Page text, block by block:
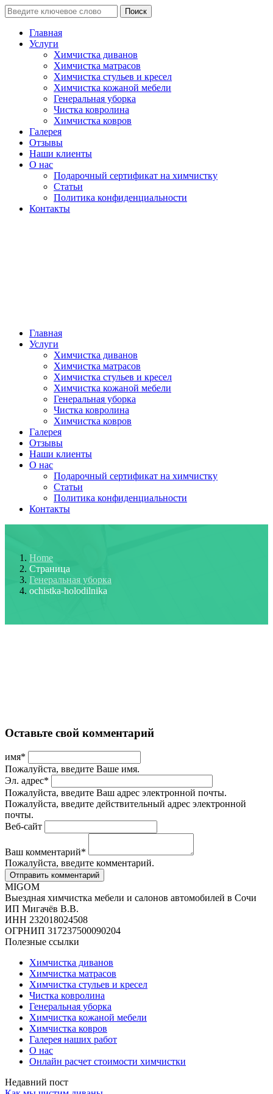
Поиск
Главная
Услуги
Химчистка диванов
Химчистка матрасов
Химчистка стульев и кресел
Химчистка кожаной мебели
Генеральная уборка
Чистка ковролина
Химчистка ковров
Галерея
Отзывы
Наши клиенты
О нас
Подарочный сертификат на химчистку
Статьи
Политика конфиденциальности
Контакты
Главная
Услуги
Химчистка диванов
Химчистка матрасов
Химчистка стульев и кресел
Химчистка кожаной мебели
Генеральная уборка
Чистка ковролина
Химчистка ковров
Галерея
Отзывы
Наши клиенты
О нас
Подарочный сертификат на химчистку
Статьи
Политика конфиденциальности
Контакты
Home
Страница
Генеральная уборка
ochistka-holodilnika
Оставьте свой комментарий
имя*
Пожалуйста, введите Ваше имя.
Эл. адрес*
Пожалуйста, введите Ваш адрес электронной почты.
Пожалуйста, введите действительный адрес электронной
почты.
Веб-сайт
Ваш комментарий*
Пожалуйста, введите комментарий.
MIGOM
Выездная химчистка мебели и салонов автомобилей в Сочи
ИП Мигачёв В.В.
ИНН 232018024508
ОГРНИП 317237500090204
Полезные ссылки
Химчистка диванов
Химчистка матрасов
Химчистка стульев и кресел
Чистка ковролина
Генеральная уборка
Химчистка кожаной мебели
Химчистка ковров
Галерея наших работ
О нас
Онлайн расчет стоимости химчистки
Недавний пост